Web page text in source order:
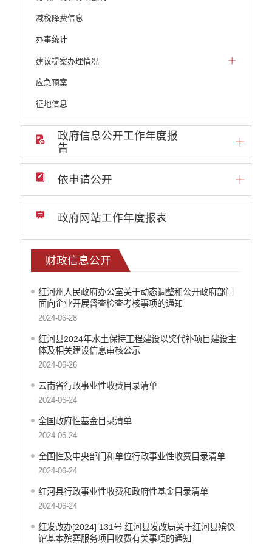
减税降费信息
办事统计
建议提案办理情况
应急预案
征地信息
政府信息公开工作年度报
告
依申请公开
政府网站工作年度报表
财政信息公开
红河州人民政府办公室关于动态调整和公开政府部门
面向企业开展督查检查考核事项的通知
2024-06-28
红河县2024年水土保持工程建设以奖代补项目建设主
体及相关建设信息审核公示
2024-06-26
云南省行政事业性收费目录清单
2024-06-24
全国政府性基金目录清单
2024-06-24
全国性及中央部门和单位行政事业性收费目录清单
2024-06-24
红河县行政事业性收费和政府性基金目录清单
2024-06-24
红发改办[2024] 131号 红河县发改局关于红河县殡仪
馆基本殡葬服务项目收费有关事项的通知